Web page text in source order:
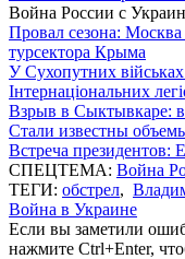
Война России с
Провал сезона: Москва
турсектора Крыма
У Сухопутних військах
Інтернаціональних
Взрыв в Сыктывкаре:
Стали известны
Встреча президентов:
СПЕЦТЕМА: Война
ТЕГИ: обстрел,
Война в Украине
Если вы заметили
нажмите Ctrl+Enter,